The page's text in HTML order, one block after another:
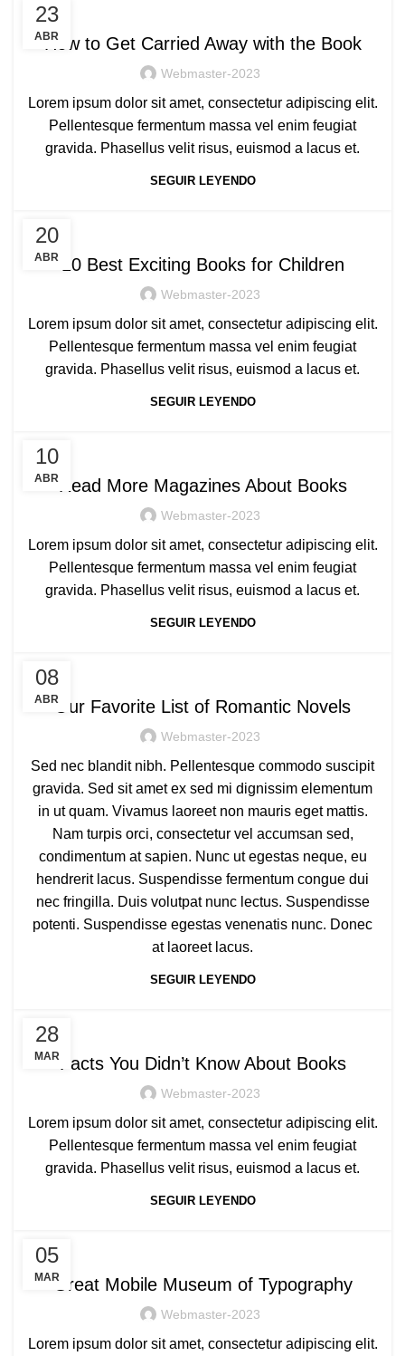
23
ABR
NEWS
How to Get Carried Away with the Book
Webmaster-2023
Lorem ipsum dolor sit amet, consectetur adipiscing elit.
Pellentesque fermentum massa vel enim feugiat
gravida. Phasellus velit risus, euismod a lacus et.
SEGUIR LEYENDO
20
ABR
CHILDREN
10 Best Exciting Books for Children
Webmaster-2023
Lorem ipsum dolor sit amet, consectetur adipiscing elit.
Pellentesque fermentum massa vel enim feugiat
gravida. Phasellus velit risus, euismod a lacus et.
SEGUIR LEYENDO
10
ABR
ADVICE
Read More Magazines About Books
Webmaster-2023
Lorem ipsum dolor sit amet, consectetur adipiscing elit.
Pellentesque fermentum massa vel enim feugiat
gravida. Phasellus velit risus, euismod a lacus et.
SEGUIR LEYENDO
08
ABR
ROMANTIC
Our Favorite List of Romantic Novels
Webmaster-2023
Sed nec blandit nibh. Pellentesque commodo suscipit
gravida. Sed sit amet ex sed mi dignissim elementum
in ut quam. Vivamus laoreet non mauris eget mattis.
Nam turpis orci, consectetur vel accumsan sed,
condimentum at sapien. Nunc ut egestas neque, eu
hendrerit lacus. Suspendisse fermentum congue dui
nec fringilla. Duis volutpat nunc lectus. Suspendisse
potenti. Suspendisse egestas venenatis nunc. Donec
at laoreet lacus.
SEGUIR LEYENDO
28
MAR
FACTS
Facts You Didn’t Know About Books
Webmaster-2023
Lorem ipsum dolor sit amet, consectetur adipiscing elit.
Pellentesque fermentum massa vel enim feugiat
gravida. Phasellus velit risus, euismod a lacus et.
SEGUIR LEYENDO
05
MAR
PLACES
Great Mobile Museum of Typography
Webmaster-2023
Lorem ipsum dolor sit amet, consectetur adipiscing elit.